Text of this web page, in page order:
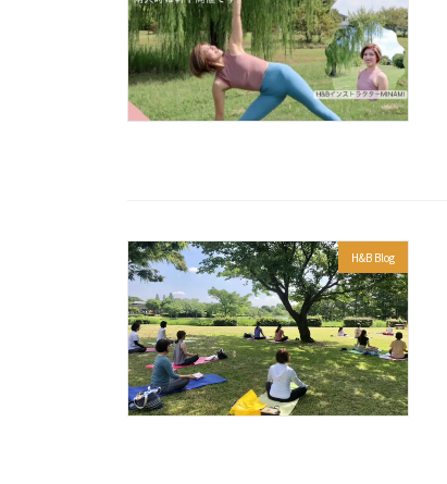
H&B Blog